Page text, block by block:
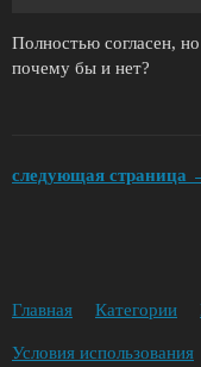
Полностью согласен,
почему бы и нет?
следующая страница
Главная Категории
Условия использования